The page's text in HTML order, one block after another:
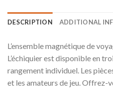
DESCRIPTION ADDITIONAL
L’ensemble magnétique de
L’échiquier est disponible en
rangement individuel. Les
et les amateurs de jeu. Offrez-